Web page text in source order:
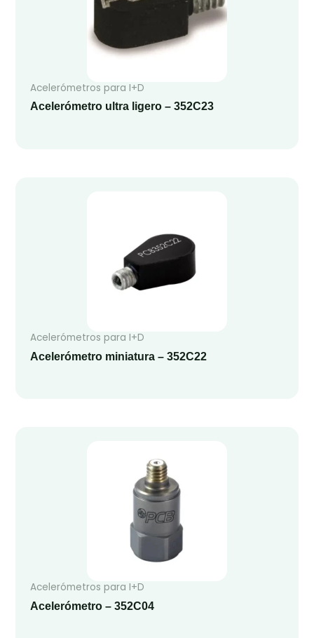
Acelerómetros para I+D
Acelerómetro ultra ligero – 352C23
Acelerómetros para I+D
Acelerómetro miniatura – 352C22
Acelerómetros para I+D
Acelerómetro – 352C04